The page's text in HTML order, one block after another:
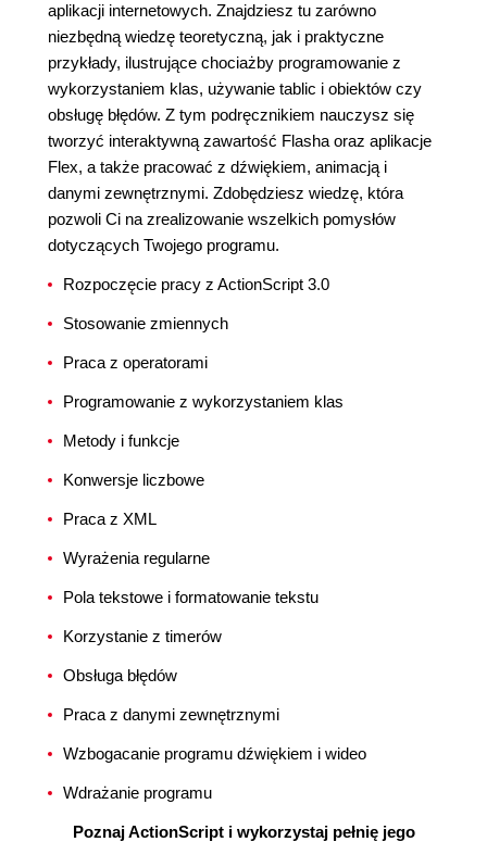
aplikacji internetowych. Znajdziesz tu zarówno
niezbędną wiedzę teoretyczną, jak i praktyczne
przykłady, ilustrujące chociażby programowanie z
wykorzystaniem klas, używanie tablic i obiektów czy
obsługę błędów. Z tym podręcznikiem nauczysz się
tworzyć interaktywną zawartość Flasha oraz aplikacje
Flex, a także pracować z dźwiękiem, animacją i
danymi zewnętrznymi. Zdobędziesz wiedzę, która
pozwoli Ci na zrealizowanie wszelkich pomysłów
dotyczących Twojego programu.
Rozpoczęcie pracy z ActionScript 3.0
Stosowanie zmiennych
Praca z operatorami
Programowanie z wykorzystaniem klas
Metody i funkcje
Konwersje liczbowe
Praca z XML
Wyrażenia regularne
Pola tekstowe i formatowanie tekstu
Korzystanie z timerów
Obsługa błędów
Praca z danymi zewnętrznymi
Wzbogacanie programu dźwiękiem i wideo
Wdrażanie programu
Poznaj ActionScript i wykorzystaj pełnię jego